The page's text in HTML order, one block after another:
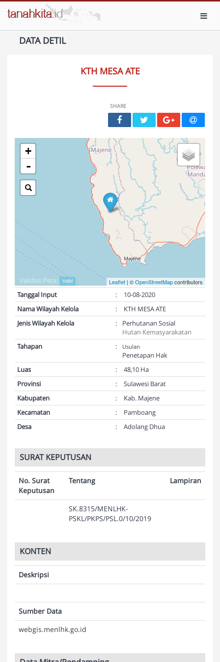
DATA DETIL
KTH MESA ATE
SHARE
+
-
Leaflet | ©OpenStreetMapcontributors
Validasi Peta: Valid
Tanggal Input :
10-08-2020
Nama Wilayah Kelola
:
KTH MESA ATE
Jenis Wilayah Kelola
:
Perhutanan Sosial
Hutan Kemasyarakatan
Tahapan
: Usulan
Penetapan Hak
Luas
:
48,10 Ha
Provinsi
:
Sulawesi Barat
Kabupaten
:
Kab. Majene
Kecamatan
:
Pamboang
Desa
: Adolang Dhua
SURAT KEPUTUSAN
No. Surat
Keputusan
Tentang Lampiran
SK.8315/MENLHK-
PSKL/PKPS/PSL.0/10/2019
KONTEN
Deskripsi
Sumber Data
webgis.menlhk.go.id